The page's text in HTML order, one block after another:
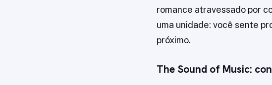
romance atravessado por
uma unidade: você sente
próximo.
The Sound of Music: